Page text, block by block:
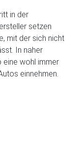
in der
setzen
mit der sich nicht
In naher
eine wohl immer
einnehmen.